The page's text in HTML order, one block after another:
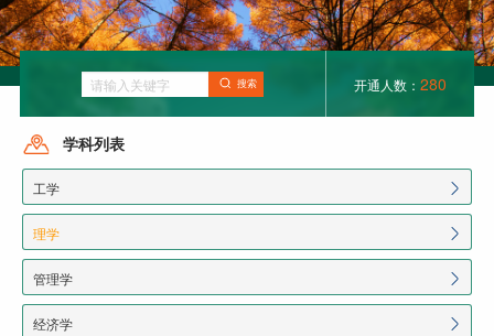
搜索 开通人数： 280
学科列表
工学
理学
管理学
经济学